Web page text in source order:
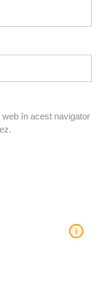
în acest navigator
i